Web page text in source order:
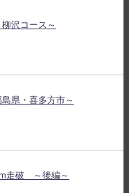
沢コース～
県・喜多方市～
走破 ～後編～